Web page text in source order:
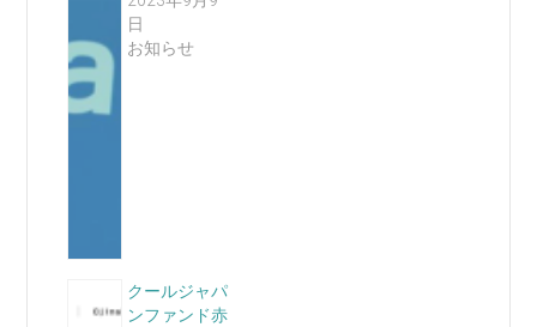
日
お知らせ
クールジャパ
ンファンド赤